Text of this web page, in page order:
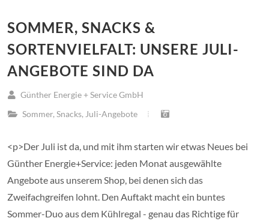
SOMMER, SNACKS &
SORTENVIELFALT: UNSERE JULI-
ANGEBOTE SIND DA
Günther Energie + Service GmbH
Sommer, Snacks, Juli-Angebote
<p>Der Juli ist da, und mit ihm starten wir etwas Neues bei
Günther Energie+Service: jeden Monat ausgewählte
Angebote aus unserem Shop, bei denen sich das
Zweifachgreifen lohnt. Den Auftakt macht ein buntes
Sommer-Duo aus dem Kühlregal - genau das Richtige für